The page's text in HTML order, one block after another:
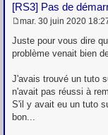
[RS3] Pas de
e
s
g
e
mar. 30 juin 2020
Juste pour vous dire
problème venait bien
J'avais trouvé un tuto
n'avait pas réussi à
S'il y avait eu un tuto
bon...